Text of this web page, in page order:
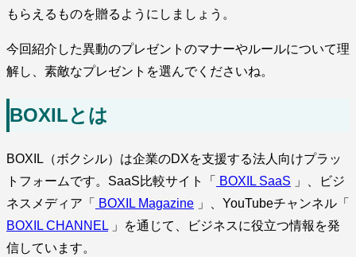
もらえるものを贈るようにしましょう。
今回紹介した異動のプレゼントのマナーやルールについて理
解し、素敵なプレゼントを選んでくださいね。
BOXILとは
BOXIL（ボクシル）は企業のDXを支援する法人向けプラッ
トフォームです。SaaS比較サイト「
BOXIL SaaS 」、ビジ
ネスメディア「
BOXIL Magazine 」、YouTubeチャンネル「
BOXIL CHANNEL 」を通じて、ビジネスに役立つ情報を発
信しています。